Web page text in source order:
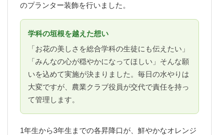
のプランター装飾を行いました。
学科の垣根を越えた想い
「お花の美しさを総合学科の生徒にも伝えたい」
「みんなの心が穏やかになってほしい」そんな願
いを込めて実施が決まりました。毎日の水やりは
大変ですが、農業クラブ役員が交代で責任を持っ
て管理します。
1年生から3年生までの各昇降口が、鮮やかなオレンジ